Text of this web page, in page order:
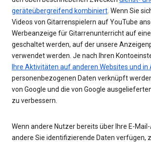
geräteübergreifend kombiniert . Wenn Sie
Videos von Gitarrenspielern auf YouTube
Werbeanzeige für Gitarrenunterricht auf
geschaltet werden, auf der unsere
verwendet werden. Je nach Ihren
Ihre Aktivitäten auf anderen Websites und in
personenbezogenen Daten verknüpft
von Google und die von Google
zu verbessern.
Wenn andere Nutzer bereits über Ihre E-
andere Sie identifizierende Daten verfügen,